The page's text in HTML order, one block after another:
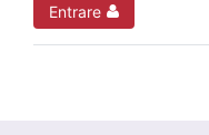
Entrare